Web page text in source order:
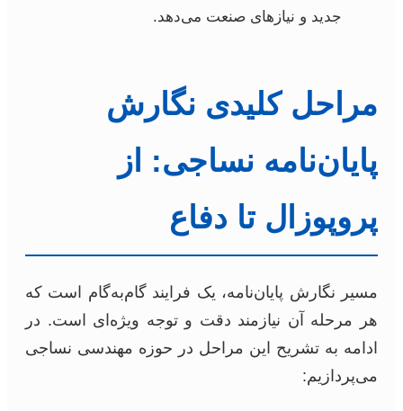
جدید و نیازهای صنعت می‌دهد.
مراحل کلیدی نگارش
پایان‌نامه نساجی: از
پروپوزال تا دفاع
مسیر نگارش پایان‌نامه، یک فرایند گام‌به‌گام است که
هر مرحله آن نیازمند دقت و توجه ویژه‌ای است. در
ادامه به تشریح این مراحل در حوزه مهندسی نساجی
می‌پردازیم: